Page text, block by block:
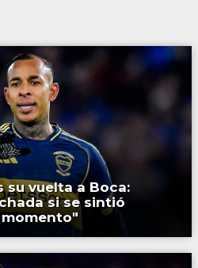
su vuelta a Boca:
si se sintió